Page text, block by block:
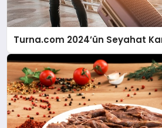
Turna.com 2024’ün Seyahat